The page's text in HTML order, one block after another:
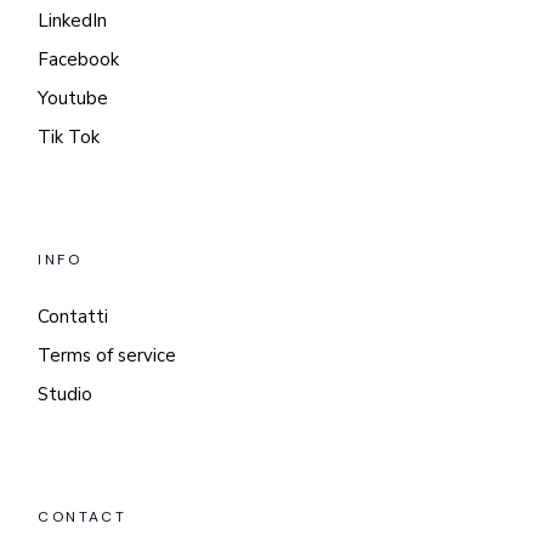
LinkedIn
Facebook
Youtube
Tik Tok
INFO
Contatti
Terms of service
Studio
CONTACT